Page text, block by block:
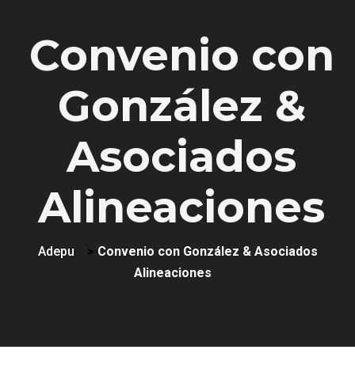
Convenio con
González &
Asociados
Alineaciones
Adepu > Convenio con González & Asociados
Alineaciones